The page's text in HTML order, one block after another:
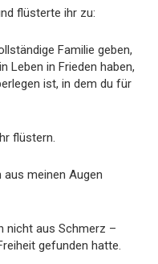
flüsterte ihr zu:
Familie geben,
Leben in Frieden haben,
ist, in dem du für
flüstern.
aus meinen Augen
nicht aus Schmerz –
gefunden hatte.